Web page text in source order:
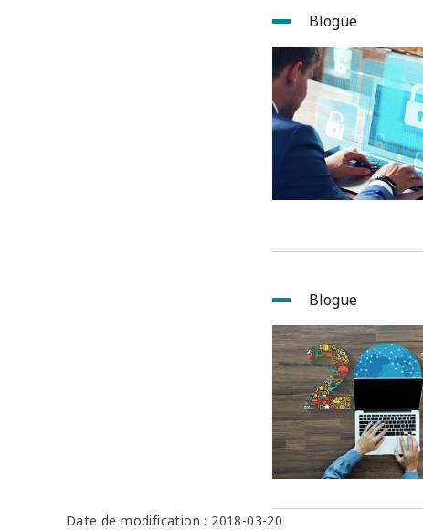
Blogue
Blogue
Date de modification : 2018-03-20